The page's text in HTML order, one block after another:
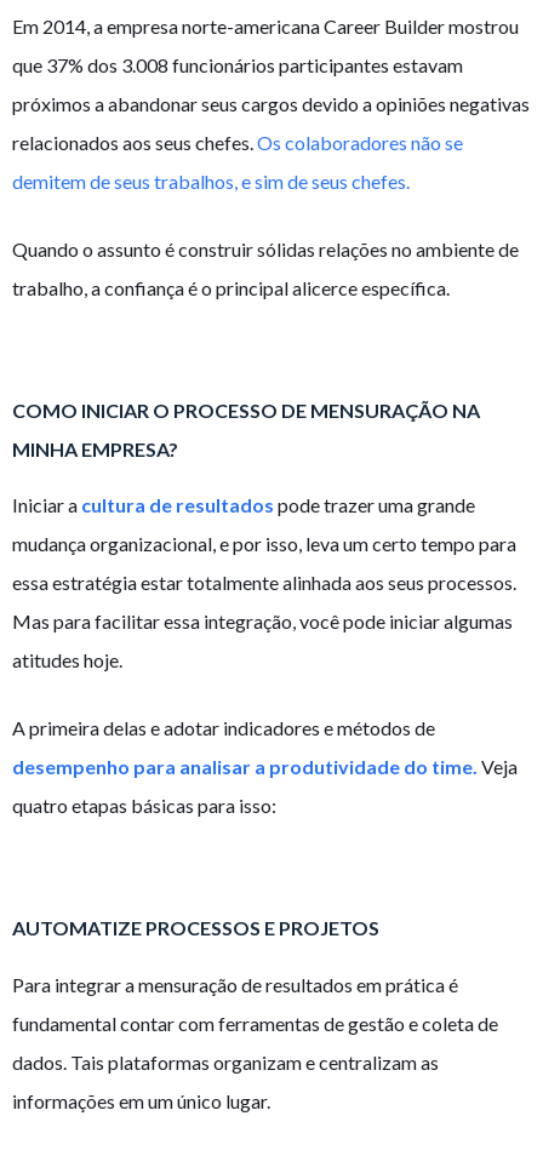
Em 2014, a empresa norte-americana Career Builder mostrou
que 37% dos 3.008 funcionários participantes estavam
próximos a abandonar seus cargos devido a opiniões negativas
relacionados aos seus chefes. Os colaboradores não se
demitem de seus trabalhos, e sim de seus chefes.
Quando o assunto é construir sólidas relações no ambiente de
trabalho, a confiança é o principal alicerce específica.
COMO INICIAR O PROCESSO DE MENSURAÇÃO NA
MINHA EMPRESA?
Iniciar a cultura de resultados pode trazer uma grande
mudança organizacional, e por isso, leva um certo tempo para
essa estratégia estar totalmente alinhada aos seus processos.
Mas para facilitar essa integração, você pode iniciar algumas
atitudes hoje.
A primeira delas e adotar indicadores e métodos de
desempenho para analisar a produtividade do time. Veja
quatro etapas básicas para isso:
AUTOMATIZE PROCESSOS E PROJETOS
Para integrar a mensuração de resultados em prática é
fundamental contar com ferramentas de gestão e coleta de
dados. Tais plataformas organizam e centralizam as
informações em um único lugar.